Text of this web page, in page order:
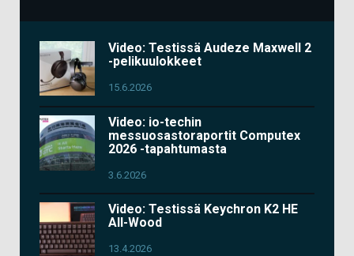
Video: Testissä Audeze Maxwell 2
-pelikuulokkeet
15.6.2026
Video: io-techin
messuosastoraportit Computex
2026 -tapahtumasta
3.6.2026
Video: Testissä Keychron K2 HE
All-Wood
13.4.2026